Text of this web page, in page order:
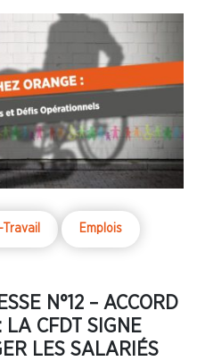
Emplois
N°12 – ACCORD
LA CFDT SIGNE
LES SALARIÉS